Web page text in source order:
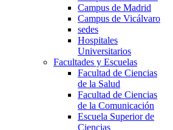
Campus de Madrid
Campus de Vicálvaro
sedes
Hospitales
Universitarios
Facultades y Escuelas
Facultad de Ciencias
de la Salud
Facultad de Ciencias
de la Comunicación
Escuela Superior de
Ciencias